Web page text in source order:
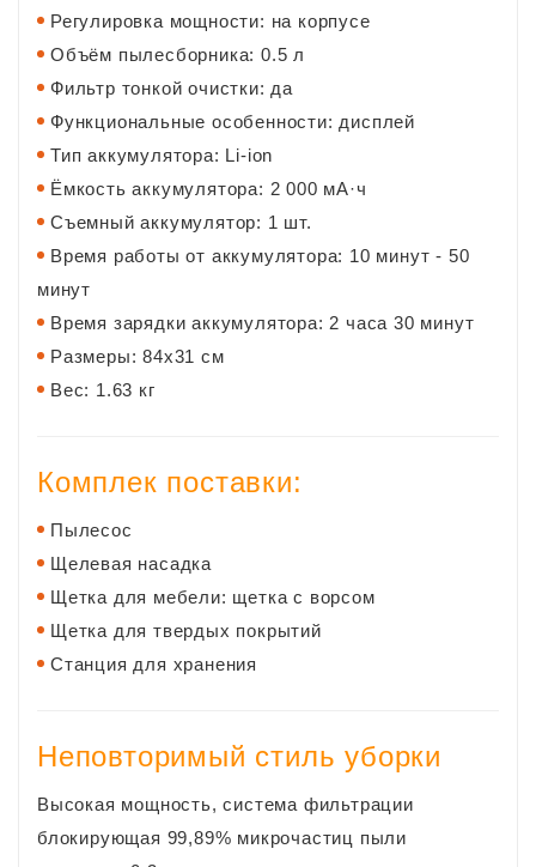
Регулировка мощности: на корпусе
Объём пылесборника: 0.5 л
Фильтр тонкой очистки: да
Функциональные особенности: дисплей
Тип аккумулятора: Li-ion
Ёмкость аккумулятора: 2 000 мА·ч
Съемный аккумулятор: 1 шт.
Время работы от аккумулятора: 10 минут - 50
минут
Время зарядки аккумулятора: 2 часа 30 минут
Размеры: 84х31 см
Вес: 1.63 кг
Комплек поставки:
Пылесос
Щелевая насадка
Щетка для мебели: щетка с ворсом
Щетка для твердых покрытий
Станция для хранения
Неповторимый стиль уборки
Высокая мощность, система фильтрации
блокирующая 99,89% микрочастиц пыли